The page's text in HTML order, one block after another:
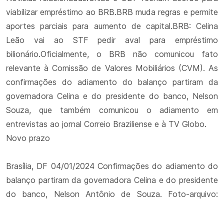
viabilizar empréstimo ao BRB.BRB muda regras e permite
aportes parciais para aumento de capital.BRB: Celina
Leão vai ao STF pedir aval para empréstimo
bilionário.Oficialmente, o BRB não comunicou fato
relevante à Comissão de Valores Mobiliários (CVM). As
confirmações do adiamento do balanço partiram da
governadora Celina e do presidente do banco, Nelson
Souza, que também comunicou o adiamento em
entrevistas ao jornal Correio Braziliense e à TV Globo.
Novo prazo
Brasília, DF 04/01/2024 Confirmações do adiamento do
balanço partiram da governadora Celina e do presidente
do banco, Nelson Antônio de Souza. Foto-arquivo: